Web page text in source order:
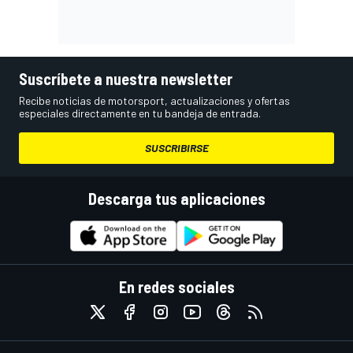
Suscríbete a nuestra newsletter
Recibe noticias de motorsport, actualizaciones y ofertas
especiales directamente en tu bandeja de entrada.
SUSCRIBIRSE
Descarga tus aplicaciones
En redes sociales